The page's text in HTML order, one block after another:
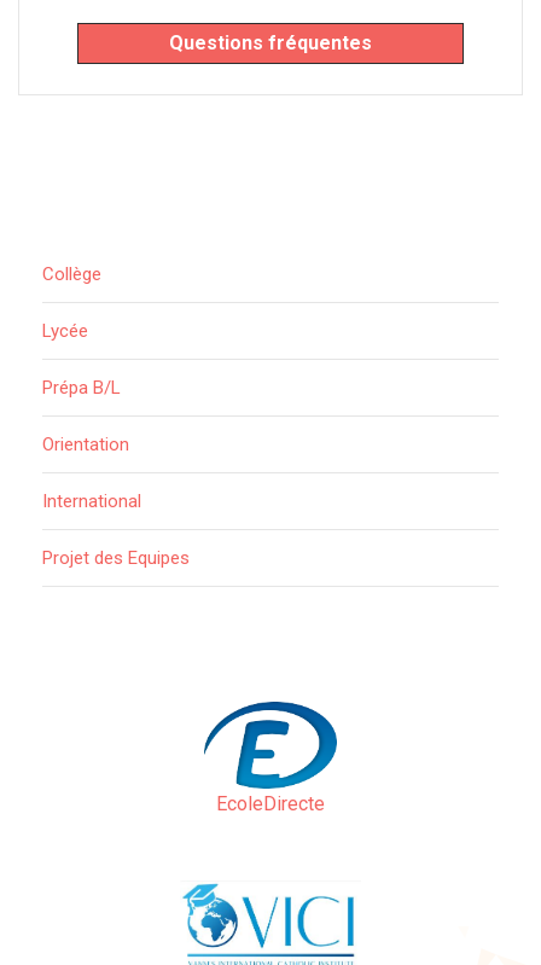
Questions fréquentes
Collège
Lycée
Prépa B/L
Orientation
International
Projet des Equipes
EcoleDirecte